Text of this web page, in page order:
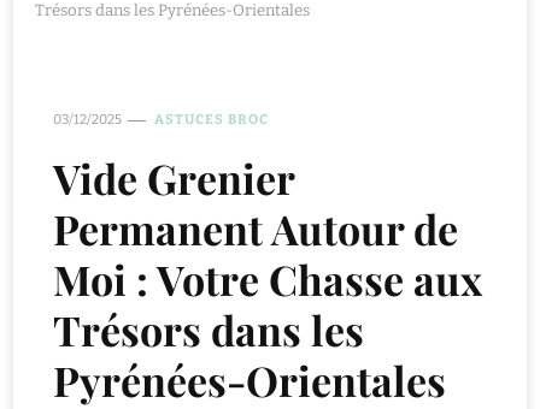
Trésors dans les Pyrénées-Orientales
03/12/2025 ASTUCES BROC
Vide Grenier
Permanent Autour de
Moi : Votre Chasse aux
Trésors dans les
Pyrénées-Orientales